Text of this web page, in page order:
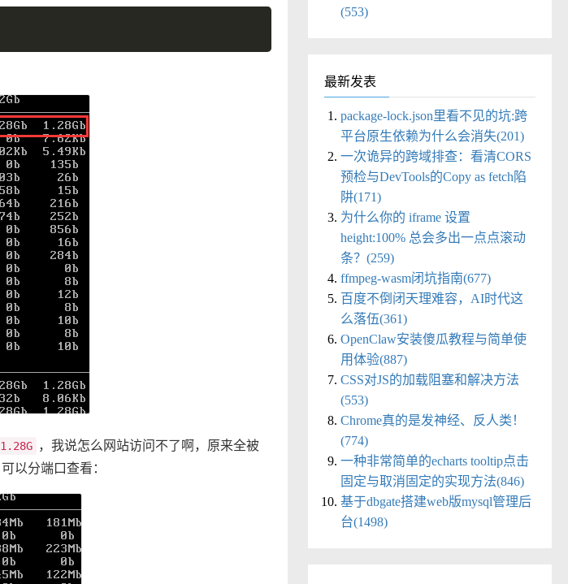
1.28G ，我说怎么网站访问不了啊，原来全被
可以分端口查看：
(553)
最新发表
package-lock.json里看不见的坑:跨
平台原生依赖为什么会消失(201)
一次诡异的跨域排查：看清CORS
预检与DevTools的Copy as fetch陷
阱(171)
为什么你的 iframe 设置
height:100% 总会多出一点点滚动
条？(259)
ffmpeg-wasm闭坑指南(677)
百度不倒闭天理难容，AI时代这
么落伍(361)
OpenClaw安装傻瓜教程与简单使
用体验(887)
CSS对JS的加载阻塞和解决方法
(553)
Chrome真的是发神经、反人类！
(774)
一种非常简单的echarts tooltip点击
固定与取消固定的实现方法(846)
基于dbgate搭建web版mysql管理后
台(1498)